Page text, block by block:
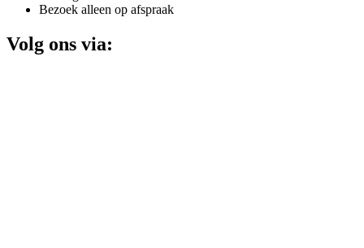
Bezoek alleen op afspraak
Volg ons via: